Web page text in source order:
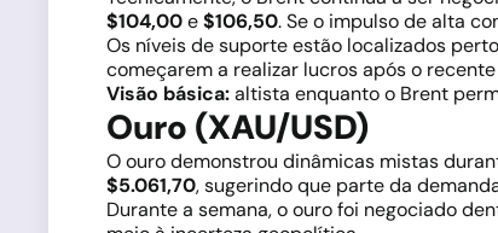
$104,00e$106,50. Se o impulso de alta
Os níveis de suporte estão localizados
começarem a realizar lucros após o
Visão básica:altista enquanto o Brent
Ouro (XAU/USD)
O ouro demonstrou dinâmicas mistas
$5.061,70, sugerindo que parte da
Durante a semana, o ouro foi negociado